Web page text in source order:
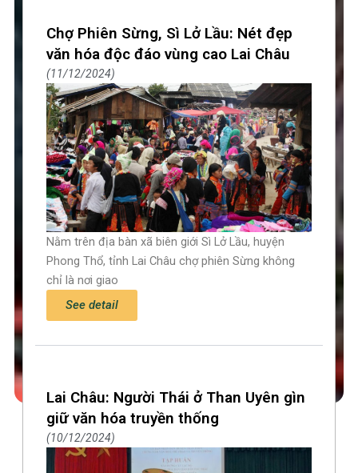
Chợ Phiên Sừng, Sì Lở Lầu: Nét đẹp
văn hóa độc đáo vùng cao Lai Châu
11/12/2024
Nằm trên địa bàn xã biên giới Sì Lở Lầu, huyện
Phong Thổ, tỉnh Lai Châu chợ phiên Sừng không
chỉ là nơi giao
See detail
Lai Châu: Người Thái ở Than Uyên gìn
giữ văn hóa truyền thống
10/12/2024